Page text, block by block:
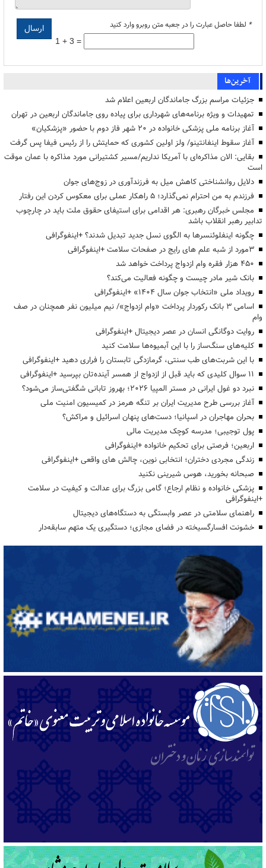
* لطفا حاصل عبارت را در جعبه متن روبرو وارد کنید
1 + 3 =
آخرین‌ها
جزئیات مراسم بزرگ جاماندگان اربعین اعلام شد
تمهیدات و ویژه برنامه‌های شهرداری برای پیاده روی جاماندگان اربعین در تهران
آغاز برنامه ملی پزشکی خانواده در ۲۰ شهر فاز دوم با حضور «پزشکیان»
آغاز سقوط اینفانتینو/ ولز اولین کشوری که حمایتش را از رئیس فیفا پس گرفت
بقایی: الان مذاکره‌ای با آمریکا نداریم/مسیر کشتیرانی مورد مذاکره با عمان موقت
است
دلایل روانشناختی کاهش میل به فرزندآوری در زوج‌های جوان
فرزندم به من احترام نمی‌گذارد؛ ۵ راهکار عملی برای معکوس کردن این رفتار
مجلس خبرگان رهبری: هر اقدامی برای استیفای حقوق ملت باید در چارچوب
تدابیر رهبر انقلاب باشد
چگونه اینفلوئنسرها به الگوی نسل جدید تبدیل شدند؟ +اینفوگرافی
3مورد از شبه علم های رایج در صفحات سلامت +اینفوگرافی
۴۵۰ هزار فقره وام ازدواج پرداخت خواهد شد
بانک شیر مادر چیست و چگونه فعالیت می‌کند؟
رویداد ملی «انتخاب جوان سال ۱۴۰۴» +اینفوگرافی
اسامی ۳ بانک رکوردار پرداخت «وام ازدواج»/ نیم میلیون نفر همچنان در صف
وام
روایت دوگانگی انسان در عصر دیجیتال +اینفوگرافی
کلیه‌های سنگ‌ساز را با این آبمیوه‌ها سلامت کنید
با این شربت‌های طب سنتی، گرمازدگی تابستان را فراری دهید +اینفوگرافی
۱۱ سوال کلیدی که باید قبل از ازدواج از همسر آینده‌تان بپرسید +اینفوگرافی
نبرد دو غول ایرانی در مستر المپیا ۲۰۲۶؛ بهروز تابانی شگفتی‌ساز می‌شود؟
آغاز بررسی طرح مدیریت ایران بر تنگه هرمز در کمیسیون امنیت ملی
بحران مهاجران در اسپانیا؛ دست‌های پنهان اسرائیل و مراکش؟
پول توجیبی؛ مدرسه کوچک مدیریت مالی
اربعین؛ فرصتی برای تحکیم خانواده +اینفوگرافی
زندگی مجردی دختران؛ انتخابی نوین، چالش های واقعی +اینفوگرافی
صبحانه بخورید، هوس شیرینی نکنید
پزشکی خانواده و نظام ارجاع؛ گامی بزرگ برای عدالت و کیفیت در سلامت
+اینفوگرافی
راهنمای سلامتی در عصر وابستگی به دستگاه‌های دیجیتال
خشونت افسارگسیخته در فضای مجازی؛ دستگیری یک متهم سابقه‌دار